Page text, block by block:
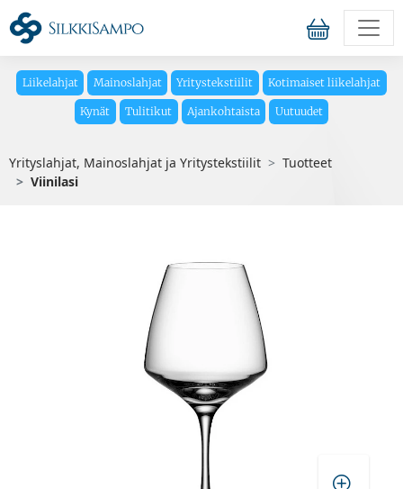
Liikelahjat Mainoslahjat Yritystekstiilit Kotimaiset liikelahjat
Kynät Tulitikut Ajankohtaista Uutuudet
Yrityslahjat, Mainoslahjat ja Yritystekstiilit
Tuotteet
Viinilasi